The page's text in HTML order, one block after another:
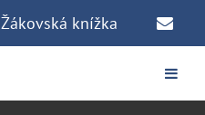
Žákovská knížka